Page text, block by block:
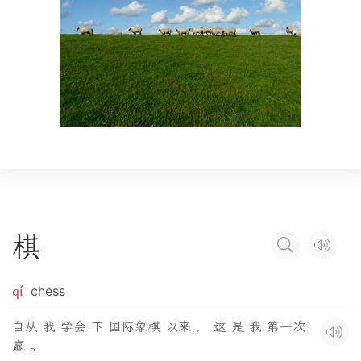
棋
qí chess
自从 我 学会 下 国际象棋 以来 ， 这 是 我 第一次
赢 。